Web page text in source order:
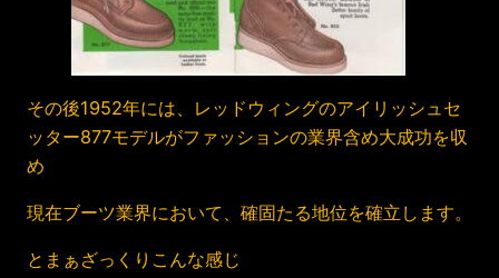
その後1952年には、レッドウィングのアイリッシュセ
ッター877モデルがファッションの業界含め大成功を収
め
現在ブーツ業界において、確固たる地位を確立します。
とまぁざっくりこんな感じ